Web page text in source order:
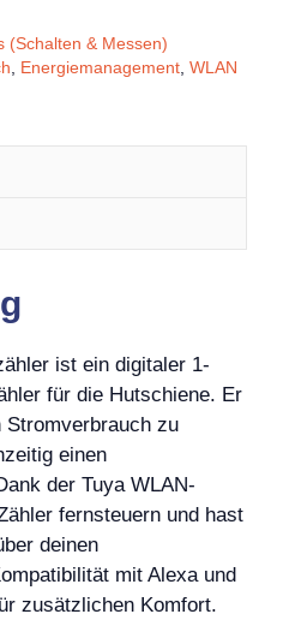
(Schalten & Messen)
Energiemanagement WLAN
ist ein digitaler 1-
für die Hutschiene. Er
Stromverbrauch zu
einen
der Tuya WLAN-
fernsteuern und hast
deinen
mit Alexa und
zusätzlichen Komfort.